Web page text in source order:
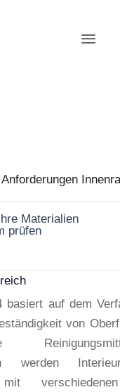
Materialien
prüfen
basiert auf dem
von
werden